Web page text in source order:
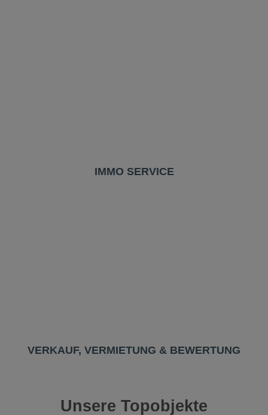
IMMO SERVICE
VERKAUF, VERMIETUNG & BEWERTUNG
Unsere Topobjekte